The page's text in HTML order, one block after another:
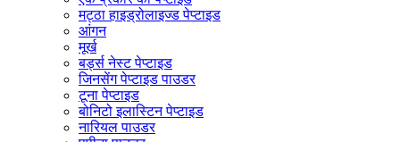
मट्ठा हाइड्रोलाइज्ड पेप्टाइड
आंगन
मूर्ख
बर्ड्स नेस्ट पेप्टाइड
जिनसेंग पेप्टाइड पाउडर
टूना पेप्टाइड
बोनिटो इलास्टिन पेप्टाइड
नारियल पाउडर